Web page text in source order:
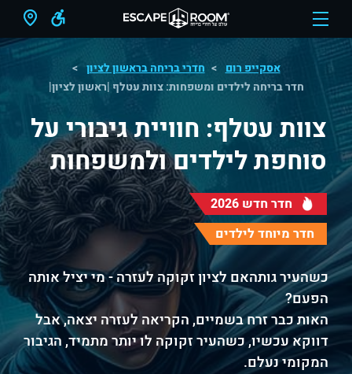
אסקייפ רום
חדרי בריחה בראשון לציון
חדר בריחה לילדים ומשפחות: צוות עטלף |ראשון לציון|
צוות עטלף: חוויית גיבורי על
סוחפת לילדים ולמשפחות
חדר חדש 2026
חדר מיוחד לילדים
כשהעיר גותהאם לציון זקוקה לעזרה - מי יציל אותה
הפעם?
האות כבר זרח בשמיים, הקריאה לעזרה יצאה, אבל
דווקא עכשיו, כשהעיר זקוקה לו יותר מתמיד, הגיבור
המקומי נעלם.